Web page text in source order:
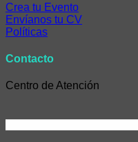
Crea tu Evento
Envíanos tu CV
Políticas
Contacto
Centro de Atención